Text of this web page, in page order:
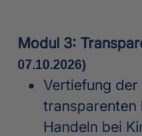
Modul 3:
07.10.2026)
Vertiefung der
transparenten
Handeln bei